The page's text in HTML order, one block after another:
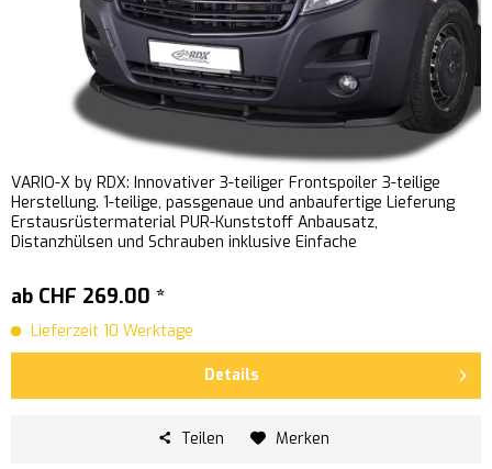
VARIO-X by RDX: Innovativer 3-teiliger Frontspoiler 3-teilige
Herstellung. 1-teilige, passgenaue und anbaufertige Lieferung
Erstausrüstermaterial PUR-Kunststoff Anbausatz,
Distanzhülsen und Schrauben inklusive Einfache
ab CHF 269.00 *
Lieferzeit 10 Werktage
Details
Teilen Merken